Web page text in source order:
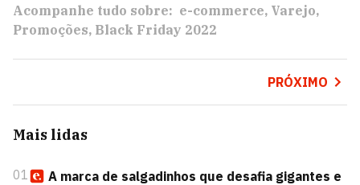
Acompanhe tudo sobre: e-commerce Varejo
Promoções Black Friday 2022
PRÓXIMO
Mais lidas
01
A marca de salgadinhos que desafia gigantes e